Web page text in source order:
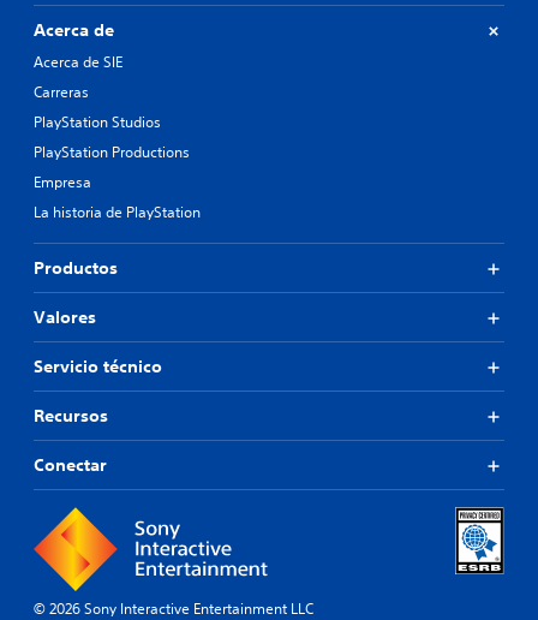
Acerca de
Acerca de SIE
Carreras
PlayStation Studios
PlayStation Productions
Empresa
La historia de PlayStation
Productos
Valores
Servicio técnico
Recursos
Conectar
© 2026 Sony Interactive Entertainment LLC